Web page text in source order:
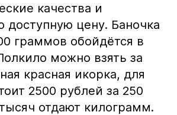
качества и
доступную цену. Баночка
граммов обойдётся в
можно взять за
красная икорка, для
2500 рублей за 250
отдают килограмм.